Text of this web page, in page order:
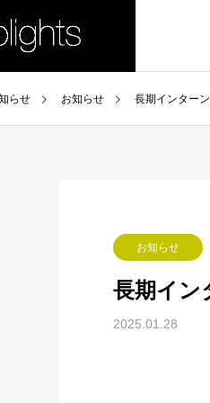
"キ
らせ お知らせ 長期インター
お知らせ
長期イン
2025.01.28